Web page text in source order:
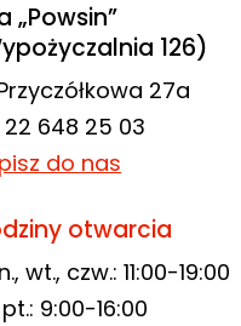
„Powsin”
126)
27a
22 648 25 03
do nas
otwarcia
wt., czw.: 11:00-19:00
pt.: 9:00-16:00